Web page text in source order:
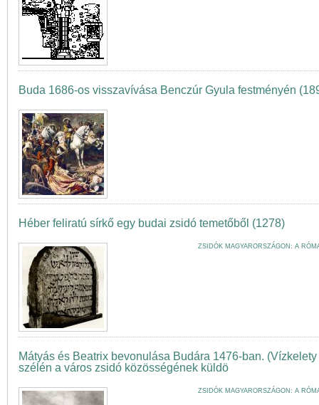
Buda 1686-os visszavívása Benczúr Gyula festményén
Héber feliratú sírkő egy budai zsidó temetőből (1278)
ZSIDÓK MAGYARORSZÁGON: A
Mátyás és Beatrix bevonulása Budára 1476-ban.
szélén a város zsidó közösségének küldö
ZSIDÓK MAGYARORSZÁGON: A